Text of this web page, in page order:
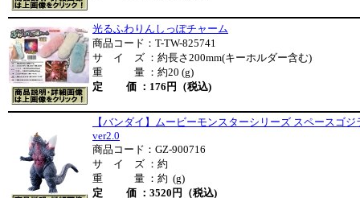
光るふわりんしっぽチャーム
商品コード：T-TW-825741
サ イ ズ ：約長さ200mm(キーホルダー含む)
重 量 ：約20 (g)
定 価 ：176円（税込)
【バンダイ】ムービーモンスターシリーズ スペースゴジ
ver2.0
商品コード：GZ-900716
サ イ ズ ：約
重 量 ：約 (g)
定 価 ：3520円（税込)